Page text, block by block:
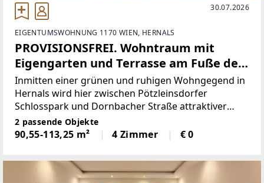
30.07.2026
EIGENTUMSWOHNUNG 1170 WIEN, HERNALS
PROVISIONSFREI. Wohntraum mit
Eigengarten und Terrasse am Fuße des
Schafbergs
Inmitten einer grünen und ruhigen Wohngegend in
Hernals wird hier zwischen Pötzleinsdorfer
Schlosspark und Dornbacher Straße attraktiver
Wohnraum geschaffen, der auch gehobenen
Ansprüchen an zeitgemäßes Wohnen gerecht wird.
2 passende Objekte
90,55-113,25 m² 4 Zimmer € 0